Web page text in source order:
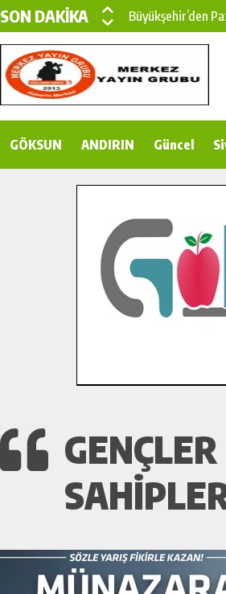
SON DAKİKA
Büyükşehir’den
Büyükşehir’den
Çin’den KSÜ’ye
Gençler Pusula
İlçe Jandarma
Bertiz’in Yeni
GÖKSUN ANDIRIN Güncel